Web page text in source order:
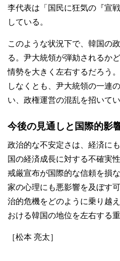
李代表は「国民に狂気の『宣
している。
このような状況下で、韓国の
る。尹大統領が弾劾されるか
情勢を大きく左右するだろう
しなくとも、尹大統領の一連
い、政権運営の混乱を招いて
今後の見通しと国際的影
政治的な不安定さは、経済に
国の経済成長に対する不確実
戒厳宣布が国際的な信頼を損
家の心理にも悪影響を及ぼす
治的危機をどのように乗り越
おける韓国の地位を左右する
［松本 亮太］